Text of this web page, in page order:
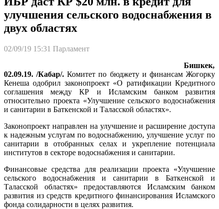
улучшения сельского водоснабжения в
двух областях
02/09/19 15:31 Парламент
Бишкек,
02.09.19. /Кабар/. Комитет по бюджету и финансам Жогорку
Кенеша одобрил законопроект «О ратификации Кредитного
соглашения между КР и Исламским банком развития
относительно проекта «Улучшение сельского водоснабжения
и санитарии в Баткенской и Таласской областях».
Законопроект направлен на улучшение и расширение доступа
к надежным услугам по водоснабжению, улучшение услуг по
санитарии в отобранных селах и укрепление потенциала
институтов в секторе водоснабжения и санитарии.
Финансовые средства для реализации проекта «Улучшение
сельского водоснабжения и санитарии в Баткенской и
Таласской областях» предоставляются Исламским банком
развития из средств кредитного финансирования Исламского
фонда солидарности в целях развития.